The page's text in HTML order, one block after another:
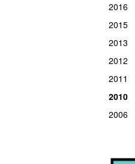
2016
2015
2013
2012
2011
2010
2006